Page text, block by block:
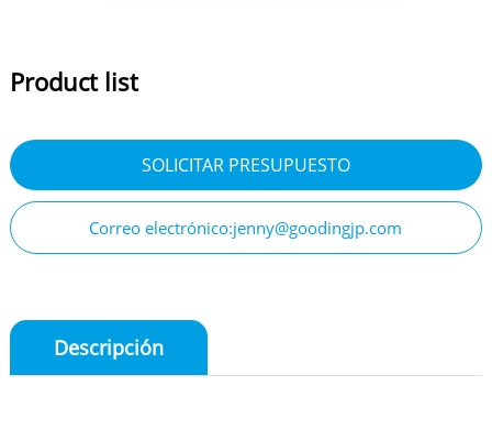
Product list
SOLICITAR PRESUPUESTO
Correo electrónico:jenny@goodingjp.com
Descripción